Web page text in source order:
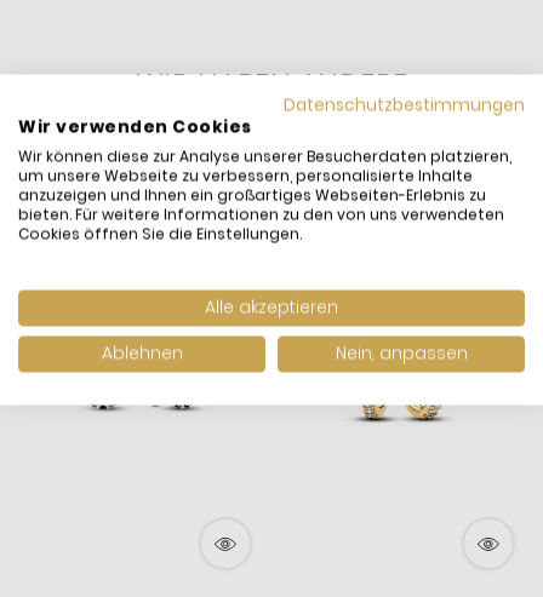
WIR HABEN ANDERE
PRODUKTE GEFUNDEN,
DIE IHNEN GEFALLEN
KÖNNTEN!
Datenschutzbestimmungen
Wir verwenden Cookies
Wir können diese zur Analyse unserer Besucherdaten platzieren,
um unsere Webseite zu verbessern, personalisierte Inhalte
anzuzeigen und Ihnen ein großartiges Webseiten-Erlebnis zu
bieten. Für weitere Informationen zu den von uns verwendeten
Cookies öffnen Sie die Einstellungen.
Alle akzeptieren
Ablehnen
Nein, anpassen